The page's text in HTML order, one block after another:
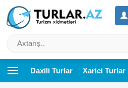
Daxili Turlar Xarici Turlar